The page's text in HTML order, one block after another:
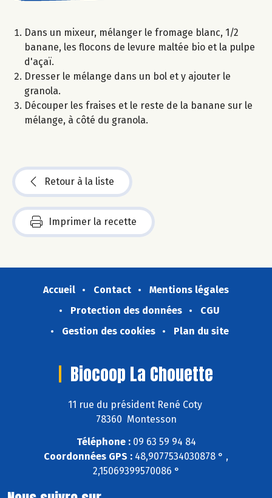
Dans un mixeur, mélanger le fromage blanc, 1/2
banane, les flocons de levure maltée bio et la pulpe
d'açaï.
Dresser le mélange dans un bol et y ajouter le
granola.
Découper les fraises et le reste de la banane sur le
mélange, à côté du granola.
Retour à la liste
Imprimer la recette
Accueil Contact
Mentions légales
Protection des données
CGU
Gestion des cookies
Plan du site
Biocoop La Chouette
11 rue du président René Coty
78360 Montesson
Téléphone :09 63 59 94 84
Coordonnées GPS : 48,9077534030878 ° ,
2,15069399570086 °